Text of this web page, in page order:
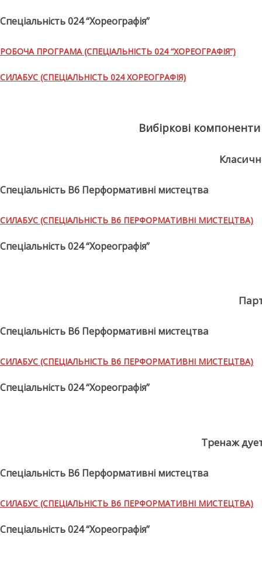
Спеціальність 024 “Хореографія”
РОБОЧА ПРОГРАМА (СПЕЦІАЛЬНІСТЬ 024 “ХОРЕОГРАФІЯ”)
СИЛАБУС (СПЕЦІАЛЬНІСТЬ 024 ХОРЕОГРАФІЯ)
Вибіркові
Спеціальність В6 Перформативні мистецтва
СИЛАБУС (СПЕЦІАЛЬНІСТЬ В6 ПЕРФОРМАТИВНІ МИСТЕЦТВА)
Спеціальність 024 “Хореографія”
Спеціальність В6 Перформативні мистецтва
СИЛАБУС (СПЕЦІАЛЬНІСТЬ В6 ПЕРФОРМАТИВНІ МИСТЕЦТВА)
Спеціальність 024 “Хореографія”
Тренаж
Спеціальність В6 Перформативні мистецтва
СИЛАБУС (СПЕЦІАЛЬНІСТЬ В6 ПЕРФОРМАТИВНІ МИСТЕЦТВА)
Спеціальність 024 “Хореографія”